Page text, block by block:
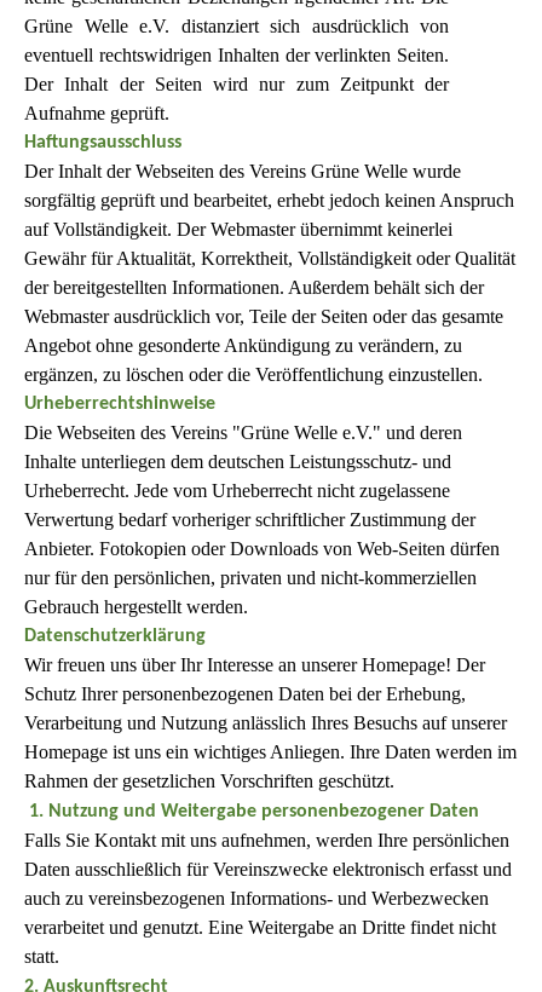
Grüne Welle e.V. distanziert sich ausdrücklich von
eventuell rechtswidrigen Inhalten der verlinkten Seiten.
Der Inhalt der Seiten wird nur zum Zeitpunkt der
Aufnahme geprüft.
Haftungsausschluss
Der Inhalt der Webseiten des Vereins Grüne Welle wurde
sorgfältig geprüft und bearbeitet, erhebt jedoch keinen Anspruch
auf Vollständigkeit. Der Webmaster übernimmt keinerlei
Gewähr für Aktualität, Korrektheit, Vollständigkeit oder Qualität
der bereitgestellten Informationen. Außerdem behält sich der
Webmaster ausdrücklich vor, Teile der Seiten oder das gesamte
Angebot ohne gesonderte Ankündigung zu verändern, zu
ergänzen, zu löschen oder die Veröffentlichung einzustellen.
Urheberrechtshinweise
Die Webseiten des Vereins "Grüne Welle e.V." und deren
Inhalte unterliegen dem deutschen Leistungsschutz- und
Urheberrecht. Jede vom Urheberrecht nicht zugelassene
Verwertung bedarf vorheriger schriftlicher Zustimmung der
Anbieter. Fotokopien oder Downloads von Web-Seiten dürfen
nur für den persönlichen, privaten und nicht-kommerziellen
Gebrauch hergestellt werden.
Datenschutzerklärung
Wir freuen uns über Ihr Interesse an unserer Homepage! Der
Schutz Ihrer personenbezogenen Daten bei der Erhebung,
Verarbeitung und Nutzung anlässlich Ihres Besuchs auf unserer
Homepage ist uns ein wichtiges Anliegen. Ihre Daten werden im
Rahmen der gesetzlichen Vorschriften geschützt.
1. Nutzung und Weitergabe personenbezogener Daten
Falls Sie Kontakt mit uns aufnehmen, werden Ihre persönlichen
Daten ausschließlich für Vereinszwecke elektronisch erfasst und
auch zu vereinsbezogenen Informations- und Werbezwecken
verarbeitet und genutzt. Eine Weitergabe an Dritte findet nicht
statt.
2. Auskunftsrecht